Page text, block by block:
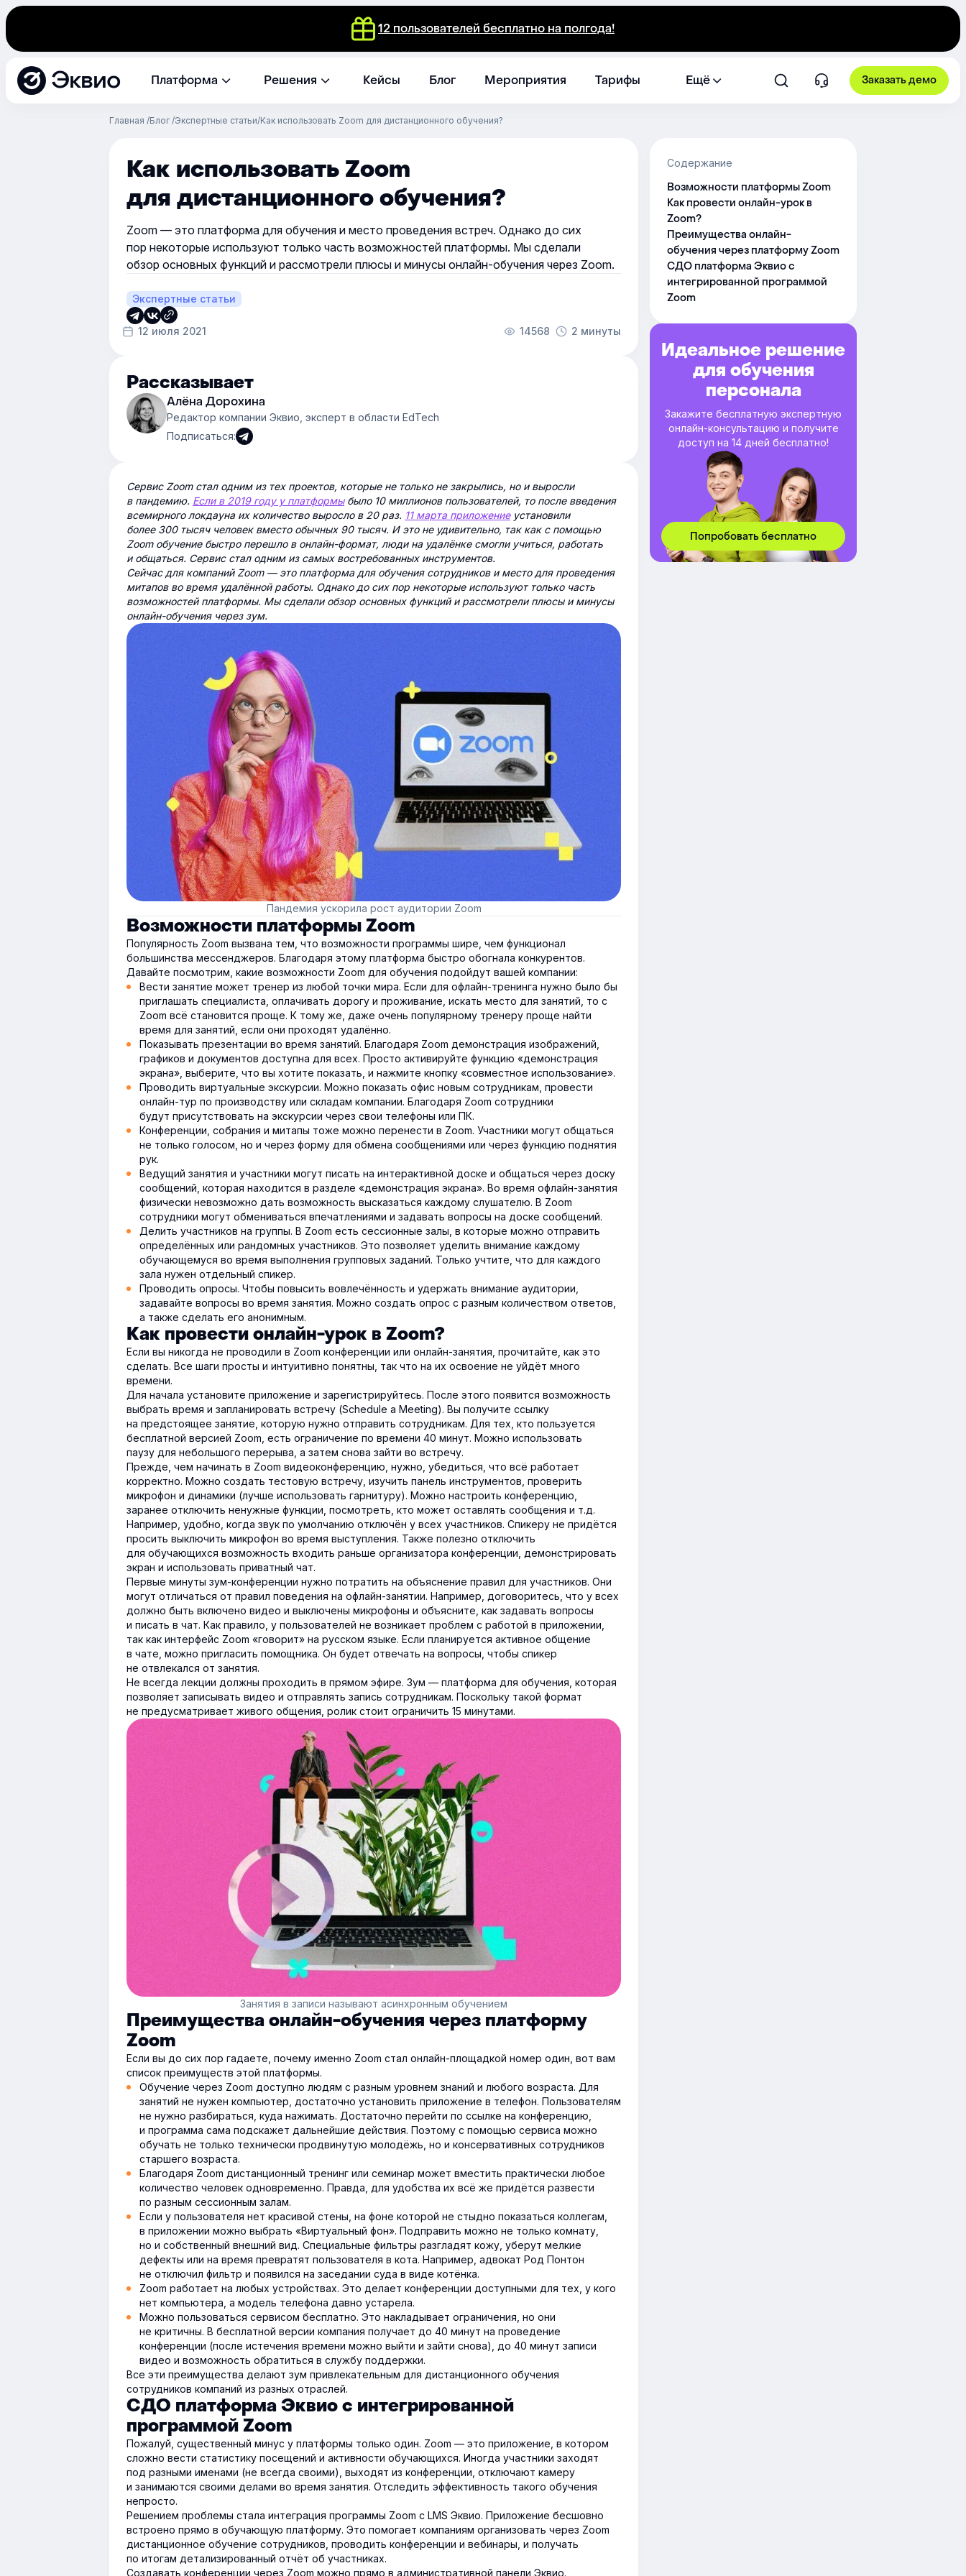
12 пользователей бесплатно на полгода!
Эквио Платформа Решения Кейсы Блог Мероприятия Тарифы Ещё Заказать демо
Главная Блог Экспертные статьи Как использовать Zoom для дистанционного обучения?
Как использовать Zoom
для дистанционного обучения?
Zoom — это платформа для обучения и место проведения встреч. Однако до сих
пор некоторые используют только часть возможностей платформы. Мы сделали
обзор основных функций и рассмотрели плюсы и минусы онлайн-обучения через Zoom.
Экспертные статьи
12 июля 2021 14568 2 минуты
Рассказывает
Алёна Дорохина
Редактор компании Эквио, эксперт в области EdTech
Подписаться:
Сервис Zoom стал одним из тех проектов, которые не только не закрылись, но и выросли
в пандемию. Если в 2019 году у платформыбыло 10 миллионов пользователей, то после введения
всемирного локдауна их количество выросло в 20 раз. 11 марта приложениеустановили
более 300 тысяч человек вместо обычных 90 тысяч. И это не удивительно, так как с помощью
Zoom обучение быстро перешло в онлайн-формат, люди на удалёнке смогли учиться, работать
и общаться. Сервис стал одним из самых востребованных инструментов.
Сейчас для компаний Zoom — это платформа для обучения сотрудников и место для проведения
митапов во время удалённой работы. Однако до сих пор некоторые используют только часть
возможностей платформы. Мы сделали обзор основных функций и рассмотрели плюсы и минусы
онлайн-обучения через зум.
Пандемия ускорила рост аудитории Zoom
Возможности платформы Zoom
Популярность Zoom вызвана тем, что возможности программы шире, чем функционал
большинства мессенджеров. Благодаря этому платформа быстро обогнала конкурентов.
Давайте посмотрим, какие возможности Zoom для обучения подойдут вашей компании:
Вести занятие может тренер из любой точки мира. Если для офлайн-тренинга нужно было бы
приглашать специалиста, оплачивать дорогу и проживание, искать место для занятий, то с
Zoom всё становится проще. К тому же, даже очень популярному тренеру проще найти
время для занятий, если они проходят удалённо.
Показывать презентации во время занятий. Благодаря Zoom демонстрация изображений,
графиков и документов доступна для всех. Просто активируйте функцию «демонстрация
экрана», выберите, что вы хотите показать, и нажмите кнопку «совместное использование».
Проводить виртуальные экскурсии. Можно показать офис новым сотрудникам, провести
онлайн-тур по производству или складам компании. Благодаря Zoom сотрудники
будут присутствовать на экскурсии через свои телефоны или ПК.
Конференции, собрания и митапы тоже можно перенести в Zoom. Участники могут общаться
не только голосом, но и через форму для обмена сообщениями или через функцию поднятия
рук.
Ведущий занятия и участники могут писать на интерактивной доске и общаться через доску
сообщений, которая находится в разделе «демонстрация экрана». Во время офлайн-занятия
физически невозможно дать возможность высказаться каждому слушателю. В Zoom
сотрудники могут обмениваться впечатлениями и задавать вопросы на доске сообщений.
Делить участников на группы. В Zoom есть сессионные залы, в которые можно отправить
определённых или рандомных участников. Это позволяет уделить внимание каждому
обучающемуся во время выполнения групповых заданий. Только учтите, что для каждого
зала нужен отдельный спикер.
Проводить опросы. Чтобы повысить вовлечённость и удержать внимание аудитории,
задавайте вопросы во время занятия. Можно создать опрос с разным количеством ответов,
а также сделать его анонимным.
Как провести онлайн-урок в Zoom?
Если вы никогда не проводили в Zoom конференции или онлайн-занятия, прочитайте, как это
сделать. Все шаги просты и интуитивно понятны, так что на их освоение не уйдёт много
времени.
Для начала установите приложение и зарегистрируйтесь. После этого появится возможность
выбрать время и запланировать встречу (Schedule a Meeting). Вы получите ссылку
на предстоящее занятие, которую нужно отправить сотрудникам. Для тех, кто пользуется
бесплатной версией Zoom, есть ограничение по времени 40 минут. Можно использовать
паузу для небольшого перерыва, а затем снова зайти во встречу.
Прежде, чем начинать в Zoom видеоконференцию, нужно, убедиться, что всё работает
корректно. Можно создать тестовую встречу, изучить панель инструментов, проверить
микрофон и динамики (лучше использовать гарнитуру). Можно настроить конференцию,
заранее отключить ненужные функции, посмотреть, кто может оставлять сообщения и т.д.
Например, удобно, когда звук по умолчанию отключён у всех участников. Спикеру не придётся
просить выключить микрофон во время выступления. Также полезно отключить
для обучающихся возможность входить раньше организатора конференции, демонстрировать
экран и использовать приватный чат.
Первые минуты зум-конференции нужно потратить на объяснение правил для участников. Они
могут отличаться от правил поведения на офлайн-занятии. Например, договоритесь, что у всех
должно быть включено видео и выключены микрофоны и объясните, как задавать вопросы
и писать в чат. Как правило, у пользователей не возникает проблем с работой в приложении,
так как интерфейс Zoom «говорит» на русском языке. Если планируется активное общение
в чате, можно пригласить помощника. Он будет отвечать на вопросы, чтобы спикер
не отвлекался от занятия.
Не всегда лекции должны проходить в прямом эфире. Зум — платформа для обучения, которая
позволяет записывать видео и отправлять запись сотрудникам. Поскольку такой формат
не предусматривает живого общения, ролик стоит ограничить 15 минутами.
Занятия в записи называют асинхронным обучением
Преимущества онлайн-обучения через платформу
Zoom
Если вы до сих пор гадаете, почему именно Zoom стал онлайн-площадкой номер один, вот вам
список преимуществ этой платформы.
Обучение через Zoom доступно людям с разным уровнем знаний и любого возраста. Для
занятий не нужен компьютер, достаточно установить приложение в телефон. Пользователям
не нужно разбираться, куда нажимать. Достаточно перейти по ссылке на конференцию,
и программа сама подскажет дальнейшие действия. Поэтому с помощью сервиса можно
обучать не только технически продвинутую молодёжь, но и консервативных сотрудников
старшего возраста.
Благодаря Zoom дистанционный тренинг или семинар может вместить практически любое
количество человек одновременно. Правда, для удобства их всё же придётся развести
по разным сессионным залам.
Если у пользователя нет красивой стены, на фоне которой не стыдно показаться коллегам,
в приложении можно выбрать «Виртуальный фон». Подправить можно не только комнату,
но и собственный внешний вид. Специальные фильтры разгладят кожу, уберут мелкие
дефекты или на время превратят пользователя в кота. Например, адвокат Род Понтон
не отключил фильтр и появился на заседании суда в виде котёнка.
Zoom работает на любых устройствах. Это делает конференции доступными для тех, у кого
нет компьютера, а модель телефона давно устарела.
Можно пользоваться сервисом бесплатно. Это накладывает ограничения, но они
не критичны. В бесплатной версии компания получает до 40 минут на проведение
конференции (после истечения времени можно выйти и зайти снова), до 40 минут записи
видео и возможность обратиться в службу поддержки.
Все эти преимущества делают зум привлекательным для дистанционного обучения
сотрудников компаний из разных отраслей.
СДО платформа Эквио с интегрированной
программой Zoom
Пожалуй, существенный минус у платформы только один. Zoom — это приложение, в котором
сложно вести статистику посещений и активности обучающихся. Иногда участники заходят
под разными именами (не всегда своими), выходят из конференции, отключают камеру
и занимаются своими делами во время занятия. Отследить эффективность такого обучения
непросто.
Решением проблемы стала интеграция программы Zoom с LMS Эквио. Приложение бесшовно
встроено прямо в обучающую платформу. Это помогает компаниям организовать через Zoom
дистанционное обучение сотрудников, проводить конференции и вебинары, и получать
по итогам детализированный отчёт об участниках.
Создавать конференции через Zoom можно прямо в административной панели Эквио.
Содержание
Возможности платформы Zoom
Как провести онлайн-урок в
Zoom?
Преимущества онлайн-
обучения через платформу Zoom
СДО платформа Эквио с
интегрированной программой
Zoom
Идеальное решение
для обучения
персонала
Закажите бесплатную экспертную
онлайн-консультацию и получите
доступ на 14 дней бесплатно!
Попробовать бесплатно